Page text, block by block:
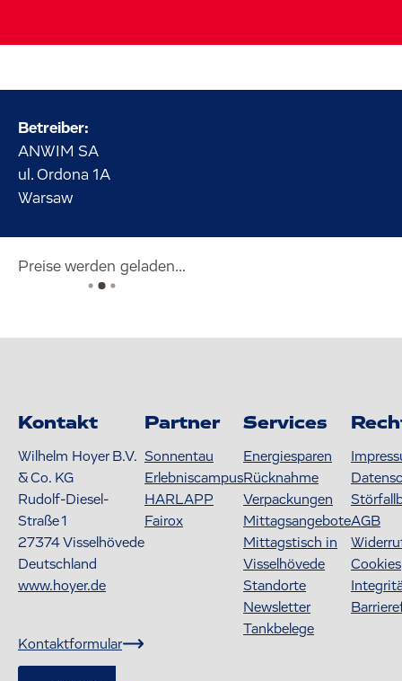
Betreiber:
ANWIM SA
ul. Ordona 1A
Warsaw
Preise werden geladen...
Kontakt
Wilhelm Hoyer B.V.
& Co. KG
Rudolf-Diesel-
Straße 1
27374Visselhövede
Deutschland
www.hoyer.de
Kontaktformular
Partner
Sonnentau
Erlebniscampus
HARLAPP
Fairox
Services
Energiesparen
Rücknahme
Verpackungen
Mittagsangebote
Mittagstisch in
Visselhövede
Standorte
Newsletter
Tankbelege
AGB
Cookies